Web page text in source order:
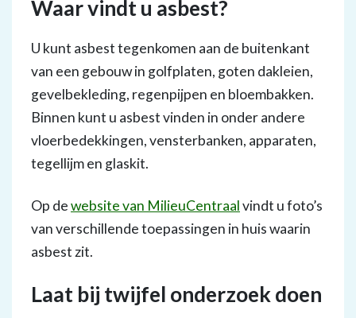
Waar vindt u asbest?
U kunt asbest tegenkomen aan de buitenkant
van een gebouw in golfplaten, goten dakleien,
gevelbekleding, regenpijpen en bloembakken.
Binnen kunt u asbest vinden in onder andere
vloerbedekkingen, vensterbanken, apparaten,
tegellijm en glaskit.
Op dewebsite van MilieuCentraalvindt u foto’s
van verschillende toepassingen in huis waarin
asbest zit.
Laat bij twijfel onderzoek doen